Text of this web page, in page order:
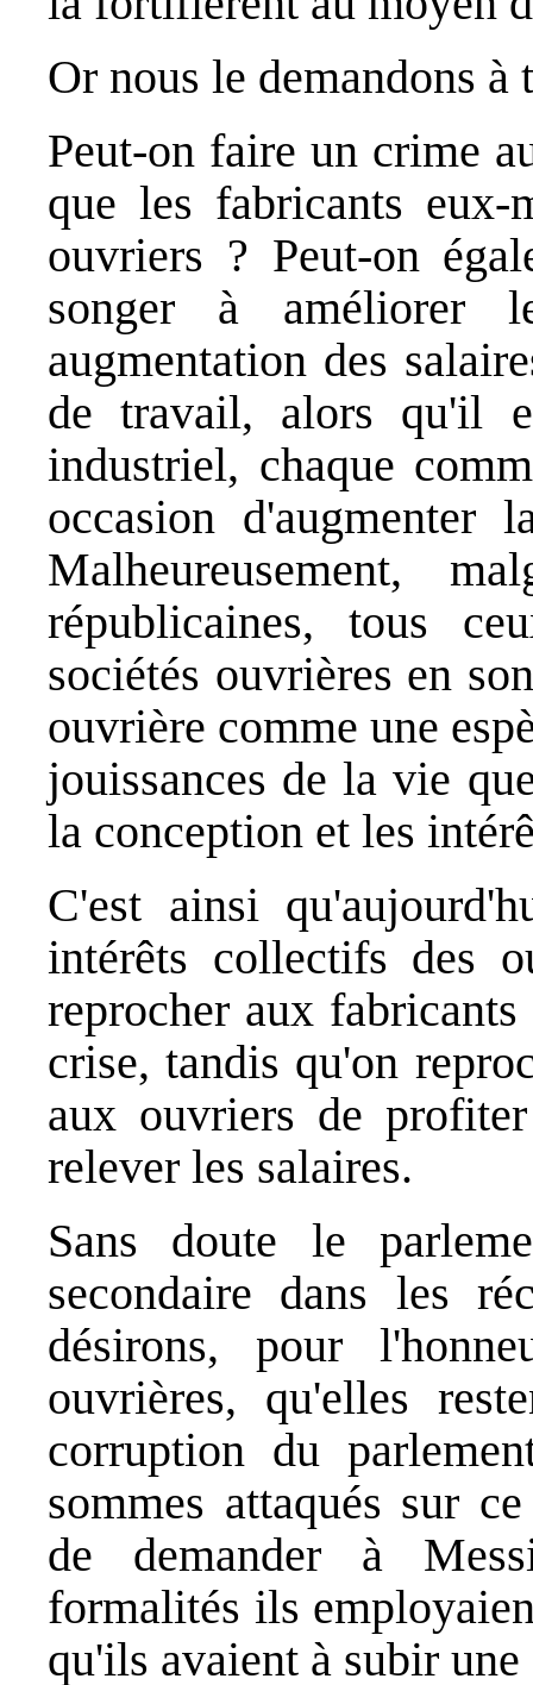
Or nous le demandons
Peut-on faire un crime
que les fabricants eux-
ouvriers ? Peut-on
songer à améliorer
augmentation des
de travail, alors qu'il
industriel, chaque
occasion d'augmenter
Malheureusement,
républicaines, tous
sociétés ouvrières en
ouvrière comme une
jouissances de la vie
la conception et les
C'est ainsi
intérêts collectifs des
reprocher aux
crise, tandis qu'on
aux ouvriers de
relever les salaires.
Sans doute le
secondaire dans les
désirons, pour
ouvrières, qu'elles
corruption du
sommes attaqués sur
de demander à
formalités ils
qu'ils avaient à subir une